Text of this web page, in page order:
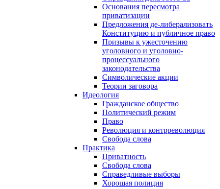
Основания пересмотра
приватизации
Предложения де-либерализовать
Конституцию и публичное право
Призывы к ужесточению
уголовного и уголовно-
процессуального
законодательства
Символические акции
Теории заговора
Идеология
Гражданское общество
Политический режим
Право
Революция и контрреволюция
Свобода слова
Практика
Приватность
Свобода слова
Справедливые выборы
Хорошая полиция